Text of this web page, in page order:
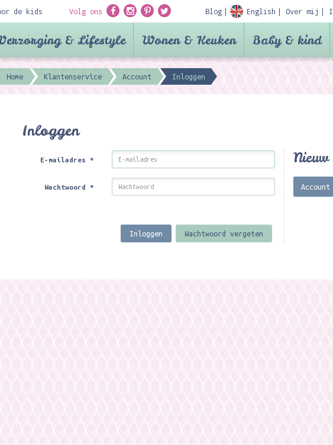
de kids Volg ons Blog English Over mij
& Lifestyle Wonen & Keuken Baby & kind
Home Klantenservice Account Inloggen
Inloggen
E-mailadres*
Wachtwoord*
Inloggen Wachtwoord vergeten
Account